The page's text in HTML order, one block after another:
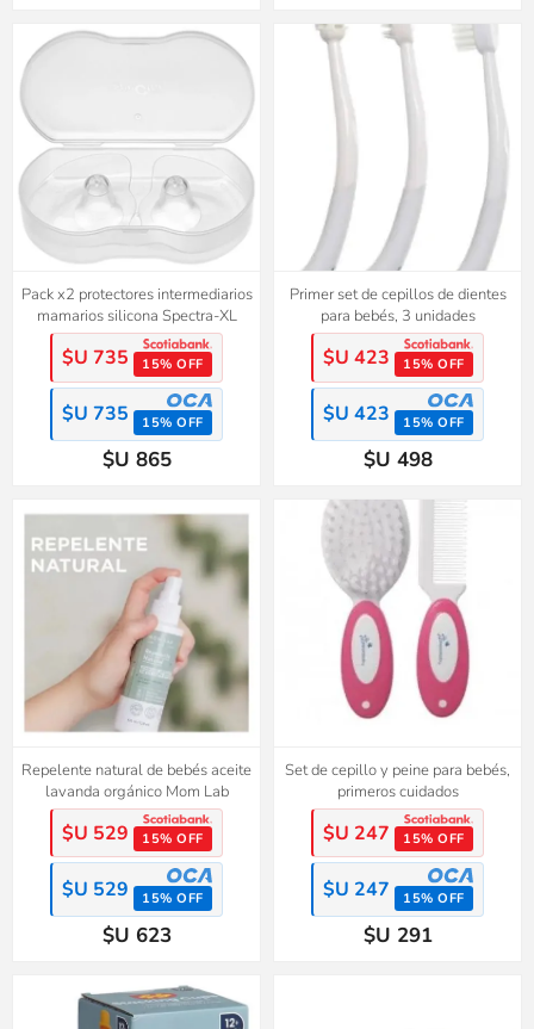
Pack x2 protectores intermediarios
mamarios silicona Spectra-XL
$U 735 15% OFF
$U 735 15% OFF
$U 865
Primer set de cepillos de dientes
para bebés, 3 unidades
$U 423 15% OFF
$U 423 15% OFF
$U 498
Repelente natural de bebés aceite
lavanda orgánico Mom Lab
$U 529 15% OFF
$U 529 15% OFF
$U 623
Set de cepillo y peine para bebés,
primeros cuidados
$U 247 15% OFF
$U 247 15% OFF
$U 291